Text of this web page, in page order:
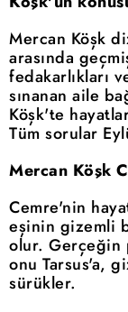
Mercan Köşk
arasında
fedakarlıkları
sınanan aile
Köşk'te
Tüm sorular
Mercan Köşk
Cemre'nin
eşinin gizemli
olur. Gerçeğin
onu Tarsus'a,
sürükler.